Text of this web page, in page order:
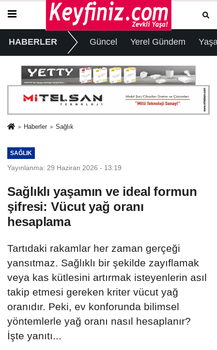
HABERLER Güncel Yerel Gündem
Haberler Sağlık
SAĞLIK
Yayınlanma: 29 Haziran 2026 - 13:19
Sağlıklı yaşamın ve ideal formun
şifresi: Vücut yağ oranı
hesaplama
Tartıdaki rakamlar her zaman gerçeği
yansıtmaz. Sağlıklı bir şekilde zayıflamak
veya kas kütlesini artırmak isteyenlerin asıl
takip etmesi gereken kriter vücut yağ
oranıdır. Peki, ev konforunda bilimsel
yöntemlerle yağ oranı nasıl hesaplanır?
İşte yanıtı...